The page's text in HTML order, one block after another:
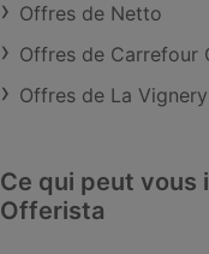
Offres de Netto
Offres de Carrefour
Offres de La Vignery
Ce qui peut vous
Offerista